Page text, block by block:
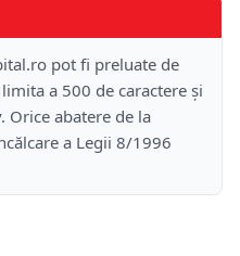
pot fi preluate de
a 500 de caractere și
Orice abatere de la
a Legii 8/1996